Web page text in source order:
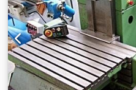
x 1,6 x 2,2 m Codpfxocxxq
TNC 131, dispositivo de
sistema de refrigeración,
para cada husillo de
automática de todos los
desbloquea
manual, todos los ejes